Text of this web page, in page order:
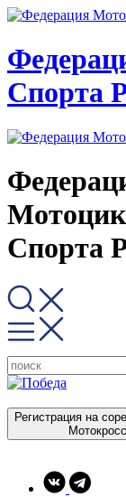
Спорта
Спорта
Регистрация на
Мотокросс